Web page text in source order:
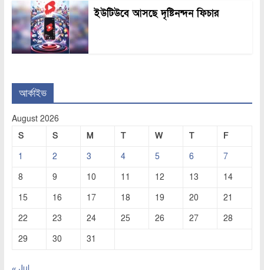
ইউটিউবে আসছে দৃষ্টিনন্দন ফিচার
আর্কাইভ
August 2026
S
S M T W T
F
1
2 3 4 5 6
7
8
9 10 11 12 13
14
15
16 17 18 19 20
21
22
23 24 25 26 27
28
29
30 31